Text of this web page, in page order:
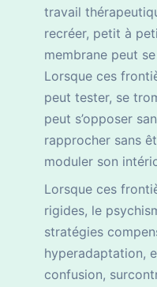
travail
recréer, petit à
membrane peut
Lorsque ces
peut tester, se
peut s’opposer
rapprocher sans
moduler son
Lorsque ces
rigides, le
stratégies
hyperadaptation,
confusion,